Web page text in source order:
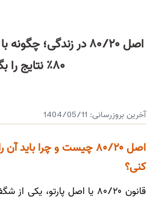
۸۰٪ نتایج را بگیریم؟
آخرین بروزرسانی: 1404/05/11
اصل ۸۰/۲۰ چیست و چرا
کنی؟
قانون ۸۰/۲۰ یا اصل پارتو،